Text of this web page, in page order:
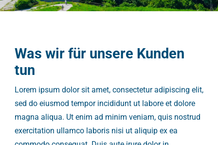
Was wir für unsere Kunden
tun
Lorem ipsum dolor sit amet, consectetur adipiscing elit,
sed do eiusmod tempor incididunt ut labore et dolore
magna aliqua. Ut enim ad minim veniam, quis nostrud
exercitation ullamco laboris nisi ut aliquip ex ea